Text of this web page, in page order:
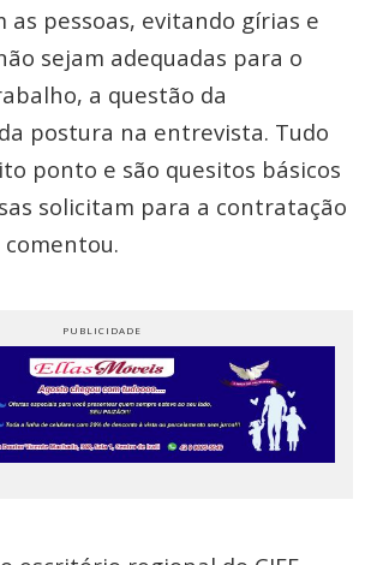
as pessoas, evitando gírias e
sejam adequadas para o
a questão da
postura na entrevista. Tudo
ponto e são quesitos básicos
solicitam para a contratação
comentou.